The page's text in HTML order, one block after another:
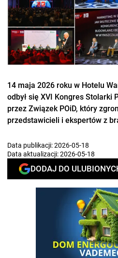
14 maja 2026 roku w Hotelu
odbył się XVI Kongres Stolarki
przez Związek POiD, który
przedstawicieli i ekspertów z
Data publikacji:2026-05-18
Data aktualizacji:2026-05-18
DODAJ DO